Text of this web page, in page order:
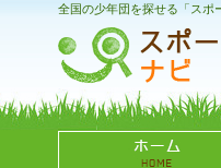
全国の少年団を探せる「スポ